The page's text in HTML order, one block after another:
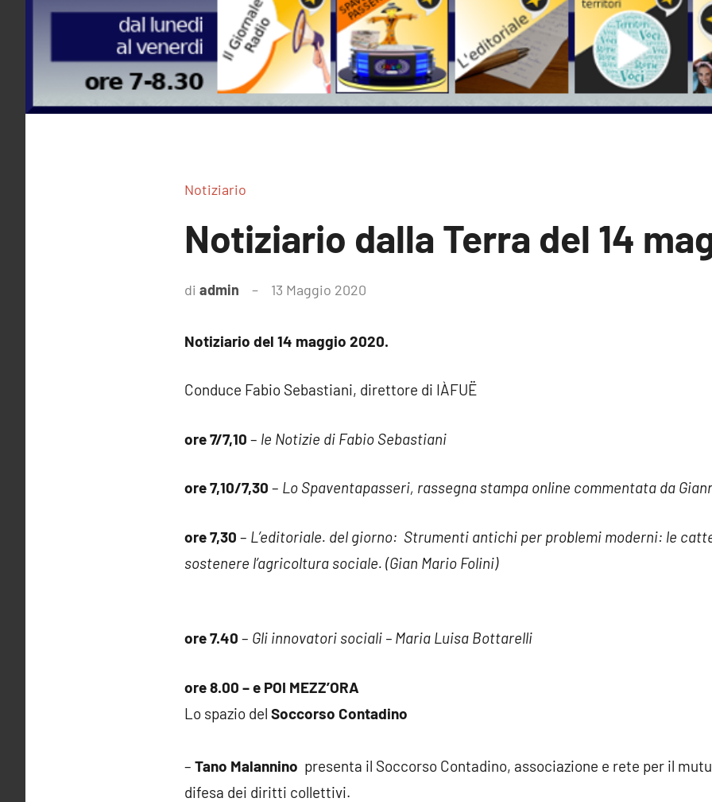
Notiziario
Notiziario dalla Terra del 14
di admin 13 Maggio 2020
Notiziario del 14 maggio 2020.
Conduce Fabio Sebastiani, direttore di IÀFUË
ore 7/7,10 – le Notizie di Fabio Sebastiani
ore 7,10/7,30 – Lo Spaventapasseri, rassegna stampa online commentata da
ore 7,30 – L’editoriale. del giorno: Strumenti antichi per problemi moderni: le
sostenere l’agricoltura sociale. (Gian Mario Folini)
ore 7.40 – Gli innovatori sociali – Maria Luisa Bottarelli
ore 8.00 – e POI MEZZ’ORA
Lo spazio del Soccorso Contadino
– Tano Malannino presenta il Soccorso Contadino, associazione e rete per il
difesa dei diritti collettivi.